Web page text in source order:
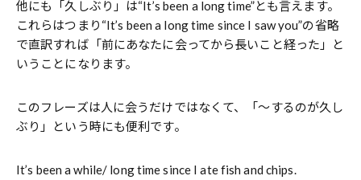
他にも「久しぶり」は“It’s been a long time”とも言えます。
これらはつまり“It’s been a long time since I saw you”の省略
で直訳すれば「前にあなたに会ってから長いこと経った」と
いうことになります。
このフレーズは人に会うだけではなくて、「〜するのが久し
ぶり」という時にも便利です。
It’s been a while/ long time since I ate fish and chips.